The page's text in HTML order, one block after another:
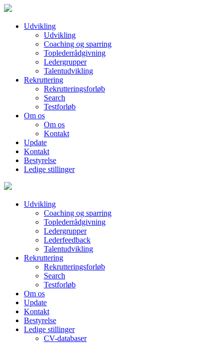
Udvikling
Udvikling
Coaching og sparring
Toplederrådgivning
Ledergrupper
Talentudvikling
Rekruttering
Rekrutteringsforløb
Search
Testforløb
Om os
Om os
Kontakt
Update
Kontakt
Bestyrelse
Ledige stillinger
Udvikling
Coaching og sparring
Toplederrådgivning
Ledergrupper
Lederfeedback
Talentudvikling
Rekruttering
Rekrutteringsforløb
Search
Testforløb
Om os
Update
Kontakt
Bestyrelse
Ledige stillinger
CV-databaser